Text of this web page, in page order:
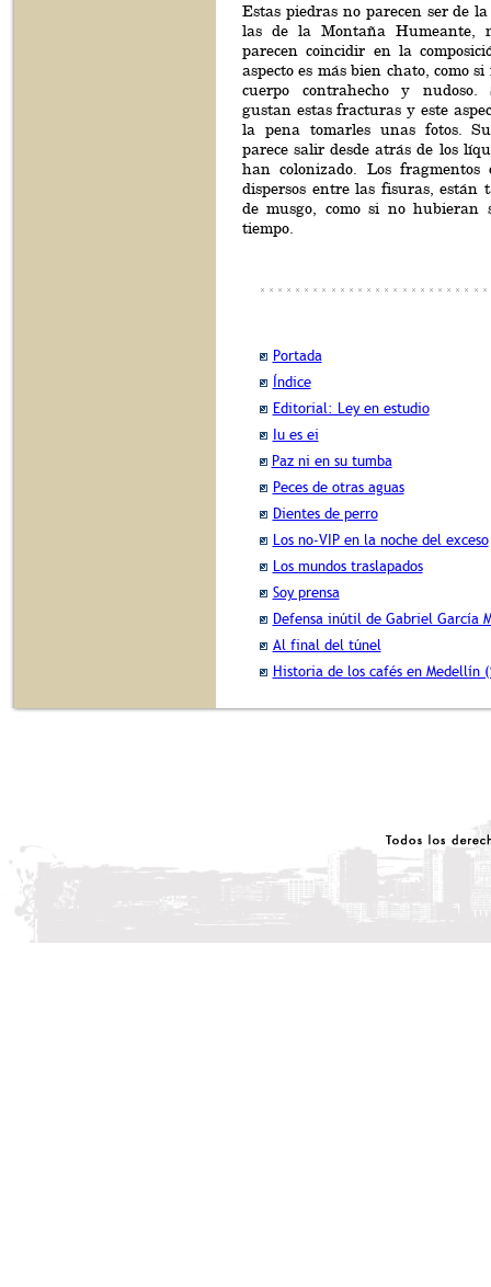
Estas piedras no parecen ser de
las de la Montaña Humeante,
parecen coincidir en la
aspecto es más bien chato, como
cuerpo contrahecho y nudoso.
gustan estas fracturas y este
la pena tomarles unas fotos.
parece salir desde atrás de los
han colonizado. Los
dispersos entre las fisuras, están
de musgo, como si no hubieran
tiempo.
Portada
Índice
Editorial: Ley en estudio
Iu es ei
Paz ni en su tumba
Peces de otras aguas
Dientes de perro
Los no-VIP en la noche del exceso
Los mundos traslapados
Soy prensa
Defensa inútil de Gabriel García
Al final del túnel
Historia de los cafés en Medellín